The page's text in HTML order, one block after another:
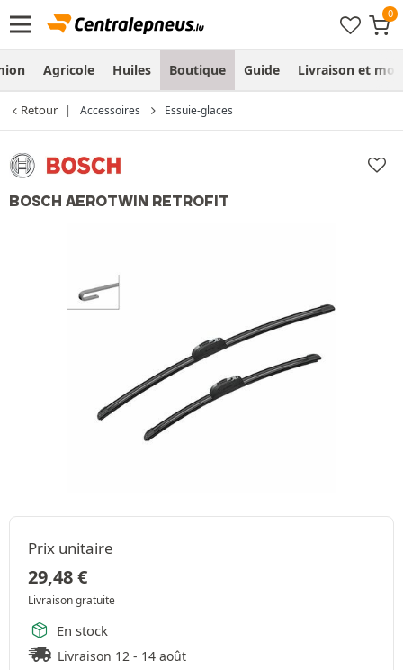
Agricole Huiles Boutique Guide Livraison et
Retour Accessoires Essuie-glaces
BOSCH AEROTWIN RETROFIT
Prix unitaire
29,48€
Livraison gratuite
En stock
Livraison 12 - 14 août